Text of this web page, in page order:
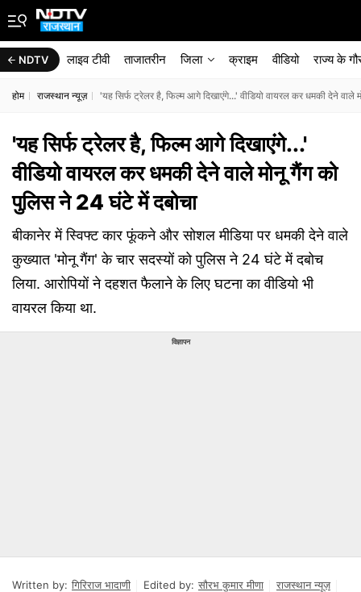
NDTV लाइव टीवी ताजातरीन जिला क्राइम वीडियो राज्‍य के
होम राजस्थान न्यूज़ 'यह सिर्फ ट्रेलर है, फिल्म आगे दिखाएंगे...' वीडियो वायरल कर धमकी देने वाले
'यह सिर्फ ट्रेलर है, फिल्म आगे दिखाएंगे...'
वीडियो वायरल कर धमकी देने वाले मोनू गैंग को
पुलिस ने 24 घंटे में दबोचा
बीकानेर में स्विफ्ट कार फूंकने और सोशल मीडिया पर धमकी देने वाले
कुख्यात 'मोनू गैंग' के चार सदस्यों को पुलिस ने 24 घंटे में दबोच
लिया. आरोपियों ने दहशत फैलाने के लिए घटना का वीडियो भी
वायरल किया था.
विज्ञापन
Written by: गिरिराज भादाणी Edited by: सौरभ कुमार मीणा
राजस्थान न्यूज़